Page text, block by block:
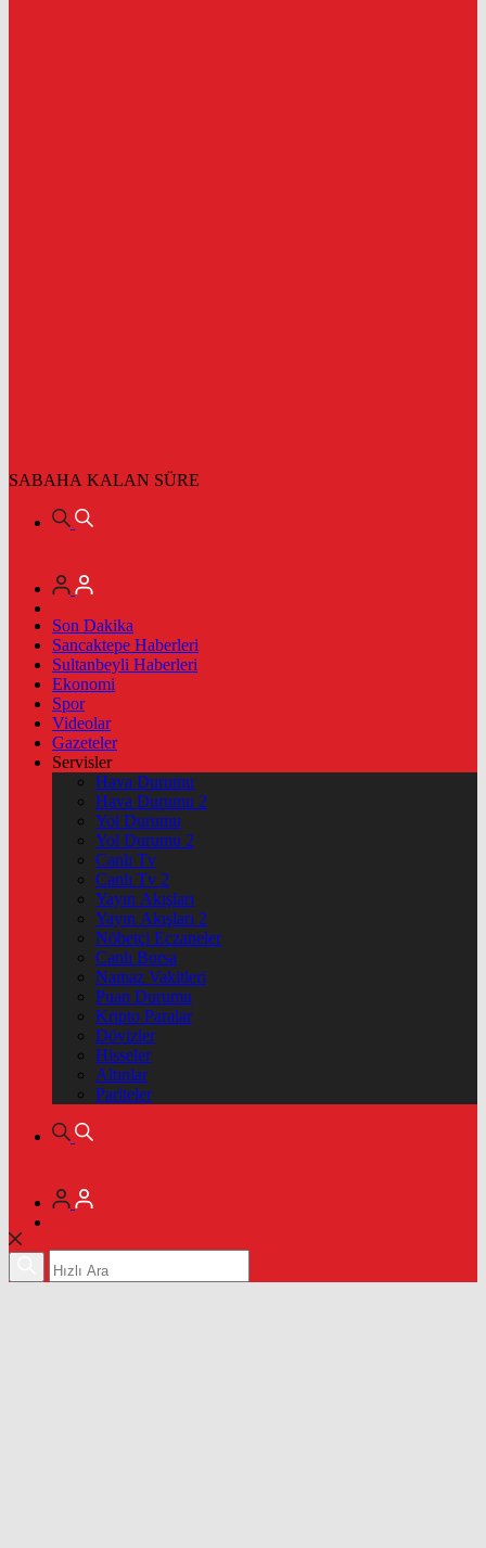
SABAHA KALAN SÜRE
Son Dakika
Sancaktepe Haberleri
Sultanbeyli Haberleri
Ekonomi
Spor
Videolar
Gazeteler
Servisler
Hava Durumu
Hava Durumu 2
Yol Durumu
Yol Durumu 2
Canlı Tv
Canlı Tv 2
Yayın Akışları
Yayın Akışları 2
Nöbetçi Eczaneler
Canlı Borsa
Namaz Vakitleri
Puan Durumu
Kripto Paralar
Dövizler
Hisseler
Altınlar
Pariteler